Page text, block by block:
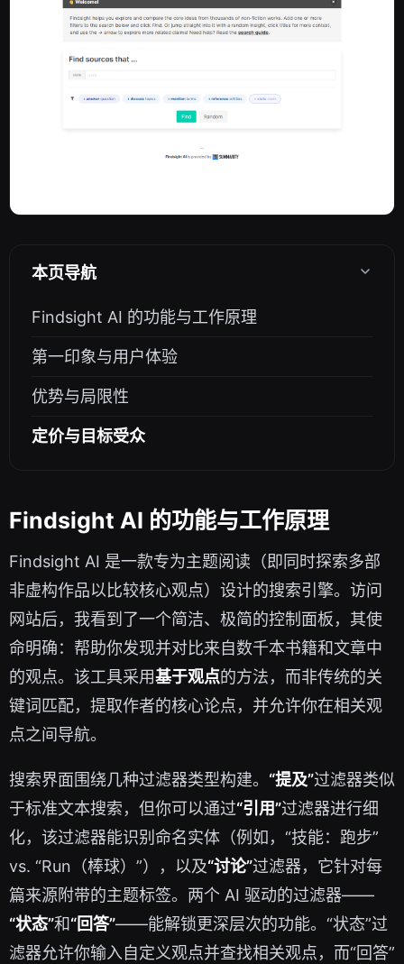
本页导航
Findsight AI 的功能与工作原理
第一印象与用户体验
优势与局限性
定价与目标受众
Findsight AI 的功能与工作原理
Findsight AI 是一款专为主题阅读（即同时探索多部
非虚构作品以比较核心观点）设计的搜索引擎。访问
网站后，我看到了一个简洁、极简的控制面板，其使
命明确：帮助你发现并对比来自数千本书籍和文章中
的观点。该工具采用基于观点的方法，而非传统的关
键词匹配，提取作者的核心论点，并允许你在相关观
点之间导航。
搜索界面围绕几种过滤器类型构建。 “提及”过滤器类似
于标准文本搜索，但你可以通过“引用”过滤器进行细
化，该过滤器能识别命名实体（例如，“技能：跑步”
vs. “Run（棒球）”），以及“讨论”过滤器，它针对每
篇来源附带的主题标签。两个 AI 驱动的过滤器——
“状态”和“回答”——能解锁更深层次的功能。“状态”过
滤器允许你输入自定义观点并查找相关观点，而“回答”